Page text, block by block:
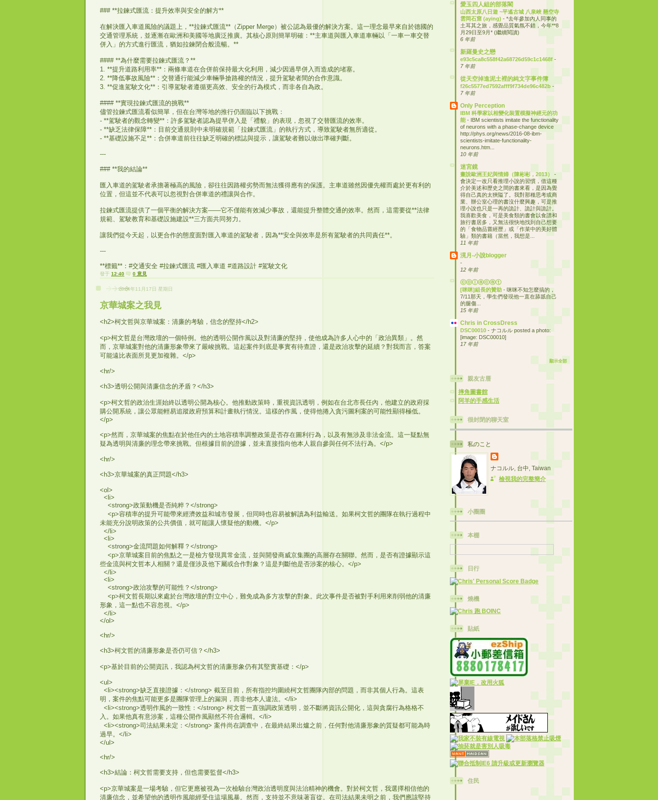
### **拉鍊式匯流：提升效率與安全的解方**
在解決匯入車道風險的議題上，**拉鍊式匯流**（Zipper Merge）被公認為最優的解決方案。這一理念最早來自於德國的
交通管理系統，並逐漸在歐洲和美國等地廣泛推廣。其核心原則簡單明確：**主車道與匯入車道車輛以「一車一車交替
併入」的方式進行匯流，猶如拉鍊閉合般流暢。**
#### **為什麼需要拉鍊式匯流？**
1. **提升道路利用率**：兩條車道在合併前保持最大化利用，減少因過早併入而造成的堵塞。
2. **降低事故風險**：交替通行能減少車輛爭搶路權的情況，提升駕駛者間的合作意識。
3. **促進駕駛文化**：引導駕駛者遵循更高效、安全的行為模式，而非各自為政。
#### **實現拉鍊式匯流的挑戰**
儘管拉鍊式匯流看似簡單，但在台灣等地的推行仍面臨以下挑戰：
- **駕駛者的觀念轉變**：許多駕駛者認為提早併入是「禮貌」的表現，忽視了交替匯流的效率。
- **缺乏法律保障**：目前交通規則中未明確規範「拉鍊式匯流」的執行方式，導致駕駛者無所適從。
- **基礎設施不足**：合併車道前往往缺乏明確的標誌與提示，讓駕駛者難以做出準確判斷。
---
### **我的結論**
匯入車道的駕駛者承擔著極高的風險，卻往往因路權劣勢而無法獲得應有的保護。主車道雖然因優先權而處於更有利的
位置，但這並不代表可以忽視對合併車道的禮讓與合作。
拉鍊式匯流提供了一個平衡的解決方案——它不僅能有效減少事故，還能提升整體交通的效率。然而，這需要從**法律
規範、駕駛教育和基礎設施建設**三方面共同努力。
讓我們從今天起，以更合作的態度面對匯入車道的駕駛者，因為**安全與效率是所有駕駛者的共同責任**。
---
**標籤**：#交通安全 #拉鍊式匯流 #匯入車道 #道路設計 #駕駛文化
發于 12:40 0 意見
2024年11月17日 星期日
京華城案之我見
<h2>柯文哲與京華城案：清廉的考驗，信念的堅持</h2>
<p>柯文哲是台灣政壇的一個特例。他的透明公開作風以及對清廉的堅持，使他成為許多人心中的「政治異類」。然
而，京華城案對他的清廉形象帶來了嚴峻挑戰。這起案件到底是事實有待查證，還是政治攻擊的延續？對我而言，答案
可能遠比表面所見更加複雜。</p>
<hr/>
<h3>透明公開與清廉信念的矛盾？</h3>
<p>柯文哲的政治生涯始終以透明公開為核心。他推動政策時，重視資訊透明，例如在台北市長任內，他建立的政府採
購公開系統，讓公眾能輕易追蹤政府預算和計畫執行情況。這樣的作風，使得他捲入貪污圖利案的可能性顯得極低。
</p>
<p>然而，京華城案的焦點在於他任內的土地容積率調整政策是否存在圖利行為，以及有無涉及非法金流。這一疑點無
疑為透明與清廉的理念帶來挑戰。但根據目前的證據，並未直接指向他本人親自參與任何不法行為。</p>
<hr/>
<h3>京華城案的真正問題</h3>
<ol>
<li>
<strong>政策動機是否純粹？</strong>
<p>容積率的提升可能帶來經濟效益和城市發展，但同時也容易被解讀為利益輸送。如果柯文哲的團隊在執行過程中
未能充分說明政策的公共價值，就可能讓人懷疑他的動機。</p>
</li>
<li>
<strong>金流問題如何解釋？</strong>
<p>京華城案目前的焦點之一是檢方發現異常金流，並與開發商威京集團的高層存在關聯。然而，是否有證據顯示這
些金流與柯文哲本人相關？還是僅涉及他下屬或合作對象？這是判斷他是否涉案的核心。</p>
</li>
<li>
<strong>政治攻擊的可能性？</strong>
<p>柯文哲長期以來處於台灣政壇的對立中心，難免成為多方攻擊的對象。此次事件是否被對手利用來削弱他的清廉
形象，這一點也不容忽視。</p>
</li>
</ol>
<hr/>
<h3>柯文哲的清廉形象是否仍可信？</h3>
<p>基於目前的公開資訊，我認為柯文哲的清廉形象仍有其堅實基礎：</p>
<ul>
<li><strong>缺乏直接證據：</strong> 截至目前，所有指控均圍繞柯文哲團隊內部的問題，而非其個人行為。這表
明，案件的焦點可能更多是團隊管理上的漏洞，而非他本人違法。</li>
<li><strong>透明作風的一致性：</strong> 柯文哲一直強調政策透明，並不斷將資訊公開化，這與貪腐行為格格不
入。如果他真有意涉案，這種公開作風顯然不符合邏輯。</li>
<li><strong>司法結果未定：</strong> 案件尚在調查中，在最終結果出爐之前，任何對他清廉形象的質疑都可能為時
過早。</li>
</ul>
<hr/>
<h3>結論：柯文哲需要支持，但也需要監督</h3>
<p>京華城案是一場考驗，但它更應被視為一次檢驗台灣政治透明度與法治精神的機會。對於柯文哲，我選擇相信他的
清廉信念，並希望他的透明作風能經受住這場風暴。然而，支持並不意味著盲從。在司法結果未明之前，我們應該堅持
愛玉四人組的部落閣
山西太原八日遊 ~平遙古城 八泉峽 懸空寺
雲岡石窟 (aying) - *去年參加內人同事的
土耳其之旅，感覺品質氣氛不錯，今年**8
月29日至9月* (繼續閱讀)
6 年前
新羅曼史之戀
e93c5ca8c558f42a68726d59c1c1468f -
7 年前
從天空掉進泥土裡的純文字事件簿
f26c5577ed7592afff9f734de96c482b -
7 年前
Only Perception
IBM 科學家以相變化裝置模擬神經元的功
能 - IBM scientists imitate the functionality
of neurons with a phase-change device
http://phys.org/news/2016-08-ibm-
scientists-imitate-functionality-
neurons.htm...
10 年前
迷宮鏡
畫說歐洲王妃與情婦（陳彬彬，2013） -
會決定一改只看推理小說的習慣，借這種
介於美述和歷史之間的書來看，是因為覺
得自己真的太狹隘了。我對那種思考或商
業、辦公室心理的書沒什麼興趣，可是推
理小說也只是一再的詭計、詭計與詭計。
我喜歡美食，可是美食類的書會以食譜和
旅行書居多，又無法很快地找到自己想要
的「食物品嘗經歷」或「作菜中的美好體
驗」類的書籍（當然，我想是...
11 年前
滉月-小說blogger
-
12 年前
ⓒⓞⓛⓐⓒⓐⓣ
[咪咪]組長的贊助 - 咪咪不知怎麼搞的，
7/11那天，學生們發現他一直在舔舐自己
的腿傷...
15 年前
Chris in CrossDress
DSC00010 - ナコルル posted a photo:
[image: DSC00010]
17 年前
顯示全部
親友古厝
摔角圖書館
阿羊的手感生活
很封閉的聊天室
私のこと
ナコルル, 台中, Taiwan
檢視我的完整簡介
小圈圈
本棚
日行
燒機
貼紙
住民